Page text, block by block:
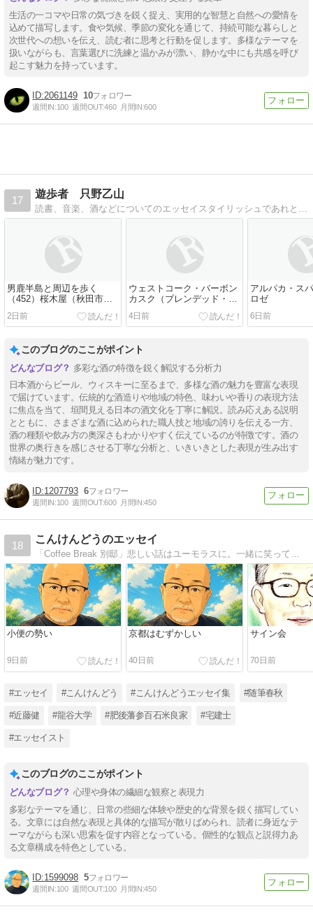
生活の一コマや日常の気づきを鋭く捉え、実用的な智慧と自然への愛情を
込めて描写します。食や気候、季節の変化を通じて、持続可能な暮らしと
次世代への想いを伝え、読む者に思考と行動を促します。多様なテーマを
扱いながらも、言葉選びに洗練と温かみが漂い、静かな中にも共感を呼び
起こす魅力を持っています。
2061149 10
週間IN:100 週間OUT:460 月間IN:600
17
遊歩者 只野乙山
読書、音楽、酒などについてのエッセイスタイリッシュであれという理想から離れていくことへのささやかなる抵抗の試み
男鹿半島と周辺を歩く
（452）桜木屋（秋田市仁
井田）
2日前
ウェストコーク・バーボン
カスク（ブレンデッド・ア
イリッシュ）
4日前
アルパカ・ス
ロゼ
6日前
このブログのここがポイント
多彩な酒の特徴を鋭く解説する分析力
日本酒からビール、ウィスキーに至るまで、多様な酒の魅力を豊富な表現
で届けています。伝統的な酒造りや地域の特色、味わいや香りの表現方法
に焦点を当て、垣間見える日本の酒文化を丁寧に解説。読み応えある説明
とともに、さまざまな酒に込められた職人技と地域の誇りを伝える一方、
酒の種類や飲み方の奥深さもわかりやすく伝えているのが特徴です。酒の
世界の奥行きを感じさせる丁寧な分析と、いきいきとした表現が生み出す
情緒が魅力です。
1207793 6
週間IN:100 週間OUT:600 月間IN:450
18
こんけんどうのエッセイ
「Coffee Break 別邸」悲しい話はユーモラスに。一緒に笑ってもらえれば ^_^
小便の勢い
9日前
京都はむずかしい
40日前
サイン会
70日前
#エッセイ #こんけんどう #こんけんどうエッセイ集 #随筆春秋
#近藤健 #龍谷大学 #肥後藩参百石米良家 #宅建士
#エッセイスト
このブログのここがポイント
心理や身体の繊細な観察と表現力
多彩なテーマを通じ、日常の些細な体験や歴史的な背景を鋭く描写してい
る。文章には自然な表現と具体的な描写が散りばめられ、読者に身近なテ
ーマながらも深い思索を促す内容となっている。個性的な観点と説得力あ
る文章構成を特色としている。
1599098 5
週間IN:100 週間OUT:100 月間IN:450